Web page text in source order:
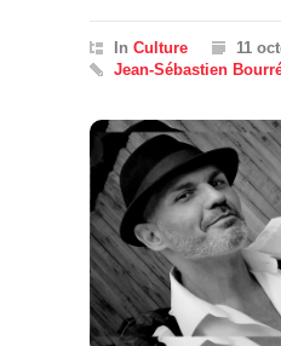
In Culture
11
Jean-Sébastien